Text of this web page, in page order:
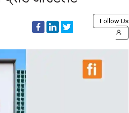
Follow Us